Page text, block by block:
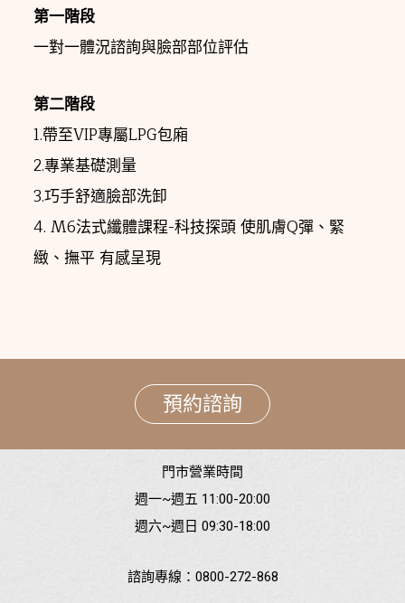
第一階段
一對一體況諮詢與臉部部位評估
第二階段
1.帶至VIP專屬LPG包廂
2.專業基礎測量
3.巧手舒適臉部洗卸
4. M6法式纖體課程-科技探頭 使肌膚Q彈、緊
緻、撫平 有感呈現
預約諮詢
諮詢專線： 0800-272-868
門市營業時間
週一~週五 11:00-20:00
週六~週日 09:30-18:00